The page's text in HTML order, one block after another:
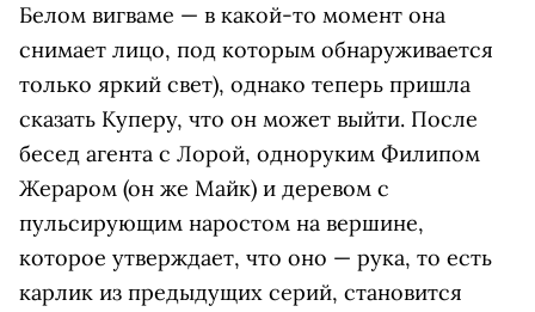
Белом вигваме — в какой-то момент она
снимает лицо, под которым обнаруживается
только яркий свет), однако теперь пришла
сказать Куперу, что он может выйти. После
бесед агента с Лорой, одноруким Филипом
Жераром (он же Майк) и деревом с
пульсирующим наростом на вершине,
которое утверждает, что оно — рука, то есть
карлик из предыдущих серий, становится